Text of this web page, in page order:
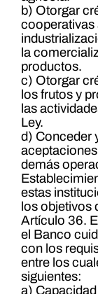
b) Otorgar
cooperativas
la
productos.
c) Otorgar
los frutos y
las
Ley.
d) Conceder
demás
estas
los objetivos
Artículo 36.
el Banco
con los
entre los
siguientes:
a)